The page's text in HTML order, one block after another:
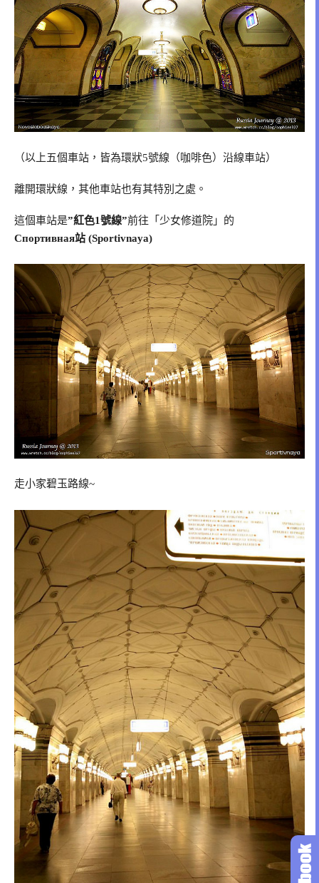
（以上五個車站，皆為環狀5號線（咖啡色）沿線車站）
離開環狀線，其他車站也有其特別之處。
這個車站是”紅色1號線”前往「少女修道院」的
Спортивная站 (Sportivnaya)
走小家碧玉路線~